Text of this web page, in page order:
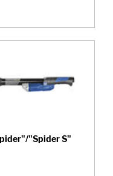
"Spider S"